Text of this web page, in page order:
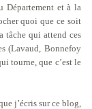
Département et à la
quoi que ce soit
tâche qui attend ces
(Lavaud, Bonnefoy
tourne, que c’est le
j’écris sur ce blog,